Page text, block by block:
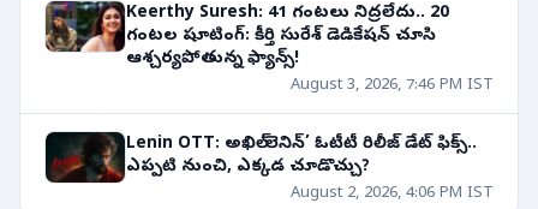
Keerthy Suresh: 41 గంటలు నిద్రలేదు.. 20
గంటల షూటింగ్: కీర్తి సురేశ్ డెడికేషన్ చూసి
ఆశ్చర్యపోతున్న ఫ్యాన్స్!
August 3, 2026, 7:46 PM IST
Lenin OTT: అఖిల్ ‘లెనిన్’ ఓటీటీ రిలీజ్ డేట్ ఫిక్స్..
ఎప్పటి నుంచి, ఎక్కడ చూడొచ్చు?
August 2, 2026, 4:06 PM IST